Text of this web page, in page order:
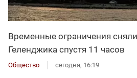
Временные ограничения
Геленджика спустя 11 часов
Общество сегодня, 16:19